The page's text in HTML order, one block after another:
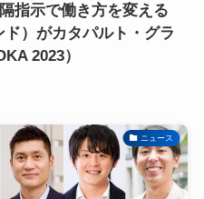
指示で働き方を変える
ド）がカタパルト・グラ
2023）
ニュース